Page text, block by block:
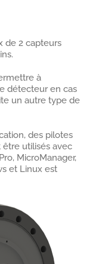
de 2 capteurs
à
détecteur en cas
un autre type de
des pilotes
utilisés avec
MicroManager,
et Linux est